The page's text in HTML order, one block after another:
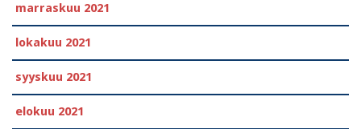
marraskuu 2021
lokakuu 2021
syyskuu 2021
elokuu 2021